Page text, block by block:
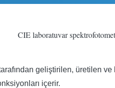
CIE laboratuvar
geliştirilen, üretilen
içerir.